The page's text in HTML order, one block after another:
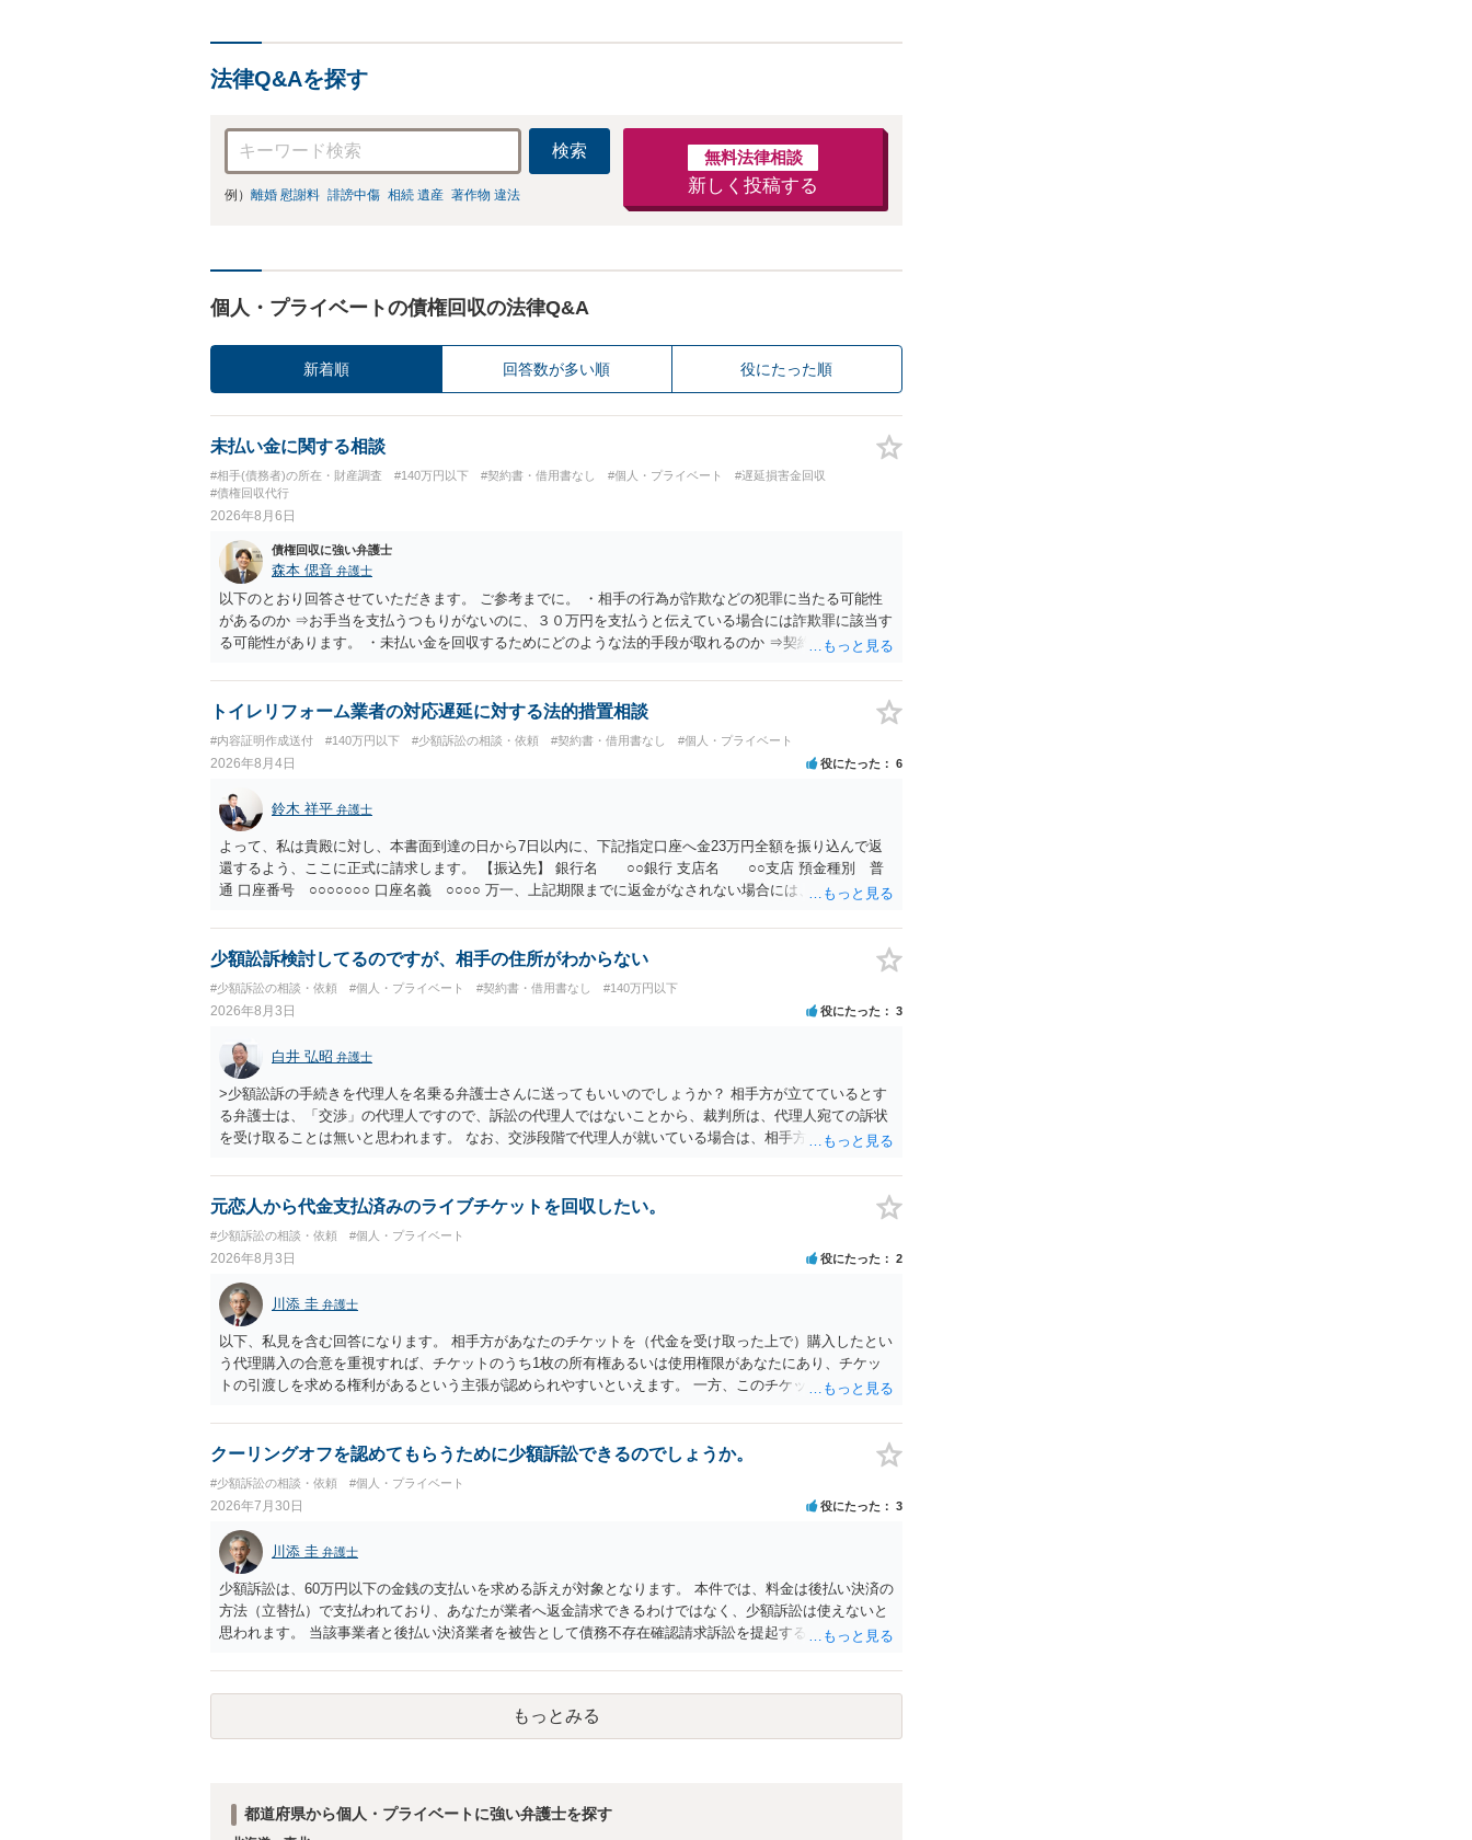
法律Q&Aを探す
検索
例） 離婚 慰謝料 誹謗中傷 相続 遺産 著作物 違法
無料法律相談
新しく投稿する
個人・プライベートの債権回収の法律Q&A
新着順 回答数が多い順 役にたった順
未払い金に関する相談
#相手(債務者)の所在・財産調査 #140万円以下 #契約書・借用書なし #個人・プライベート
#遅延損害金回収
#債権回収代行
2026年8月6日
債権回収に強い弁護士
森本 偲音 弁護士
以下のとおり回答させていただきます。 ご参考までに。 ・相手の行為が詐欺などの犯罪に当たる可能性
があるのか ⇒お手当を支払うつもりがないのに、３０万円を支払うと伝えている場合には詐欺罪に該当す
る可能性があります。 ・未払い金を回収するためにどのような法的手段が取れるのか ⇒契約に基づく履
であるため、公序良俗に反する契約として 民法上無効（民法９０条）となるため、相手方に請求できな
い可能性が高いです。 ・相手の氏名や住所が分からない状態でも対応可能なのか ⇒訴訟等の裁判上の手
トイレリフォーム業者の対応遅延に対する法的措置相談
#内容証明作成送付 #140万円以下 #少額訴訟の相談・依頼 #契約書・借用書なし #個人・プライベート
2026年8月4日 役にたった 6
鈴木 祥平 弁護士
よって、私は貴殿に対し、本書面到達の日から7日以内に、下記指定口座へ金23万円全額を振り込んで返
還するよう、ここに正式に請求します。 【振込先】 銀行名 ○○銀行 支店名 ○○支店 預金種別 普
通 口座番号 ○○○○○○○ 口座名義 ○○○○ 万一、上記期限までに返金がなされない場合には、貴殿には任
を求める民事訴訟、支払督促その他必要な法的手続を直ちに講じます。 その際には、訴訟に要する費用そ
の他法令上認められる金員についても併せて請求する予定ですので、あらかじめ申し添えます。 本件は、
との取引関係や返金時期などの内部事情は、私に対する返還義務の発生や履行時期には何ら影響を及ぼす
ものではありません。 これ以上、本件の解決を不必要に遅延させることなく、誠意をもって速やかに返金
手続を履行されるよう、強く求めます。 以上
少額訟訴検討してるのですが、相手の住所がわからない
#少額訴訟の相談・依頼 #個人・プライベート #契約書・借用書なし #140万円以下
2026年8月3日 役にたった 3
白井 弘昭 弁護士
>少額訟訴の手続きを代理人を名乗る弁護士さんに送ってもいいのでしょうか？ 相手方が立てているとす
る弁護士は、「交渉」の代理人ですので、訴訟の代理人ではないことから、裁判所は、代理人宛ての訴状
を受け取ることは無いと思われます。 なお、交渉段階で代理人が就いている場合は、相手方（被告）の住
合も）、裁判所が当該代理人弁護士に事前連絡し、引き続き訴訟も受任するかを聞いたうえで、受任の意
志が明らかになったところで、直接被告に送達するのではなく、代理人に訴状の受領を促すこともありま
０万円の請求で代理人弁護士に委任するかも疑わしいのですが）も住所は明らかにしないでしょう。 何か
本人を示す事実（振込先などの情報）から、相手の住所等の情報を割り出していくしかないように思えま
す。 以上、ご参考まで。
元恋人から代金支払済みのライブチケットを回収したい。
#少額訴訟の相談・依頼 #個人・プライベート
2026年8月3日 役にたった 2
川添 圭 弁護士
以下、私見を含む回答になります。 相手方があなたのチケットを（代金を受け取った上で）購入したとい
う代理購入の合意を重視すれば、チケットのうち1枚の所有権あるいは使用権限があなたにあり、チケッ
トの引渡しを求める権利があるという主張が認められやすいといえます。 一方、このチケット購入には
ば、交際を終了させたことにより「一緒に行く」という結果の実現に重大な障害が発生しており、当然に
チケットを引き渡すべきといえるかは微妙であり、むしろ返金すべきとするのが当事者の合理的意思に合
場合、交際を解消した2人が当日隣り合わせになることは避けたいという心理が働くことも無理からぬと
ころです。一方、チケットがエリア指定のアリーナ席であれば隣り合わせにならずに済むかもしれません
し、そのチケットが入手困難であったり特別席であったりすれば、判断は変わってくるかもしれません。
当該チケットがチケット転売防止法に規定する特定興行入場券に該当し、券面上使用者が指定されている
場合には、チケット引渡し以外に選択肢がない場合もあるでしょう。 このように、本件の紛争は、法的に
は「当事者の合理的意思」がどこにあるのかを追求した解決が必要になると思われます。なかなか難しい
問題なので、弁護士によっても回答は異なるかもしれません。
クーリングオフを認めてもらうために少額訴訟できるのでしょうか。
#少額訴訟の相談・依頼 #個人・プライベート
2026年7月30日 役にたった 3
川添 圭 弁護士
少額訴訟は、60万円以下の金銭の支払いを求める訴えが対象となります。 本件では、料金は後払い決済の
方法（立替払）で支払われており、あなたが業者へ返金請求できるわけではなく、少額訴訟は使えないと
思われます。 当該事業者と後払い決済業者を被告として債務不存在確認請求訴訟を提起することも考えら
書を送り、もし訴訟や支払督促を行ってきた場合には全面的に争う、というやり方がベターではないかと
思います。弁護士会の相談センター等で、消費者問題に強い弁護士（消費者保護委員会に所属しているな
もっとみる
都道府県から個人・プライベートに強い弁護士を探す